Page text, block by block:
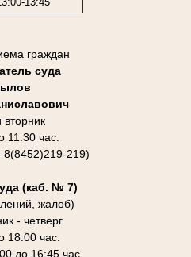
граждан
суда
вторник
11:30 час.
8(8452)219-219)
(каб. № 7)
жалоб)
- четверг
18:00 час.
до 16:45 час.